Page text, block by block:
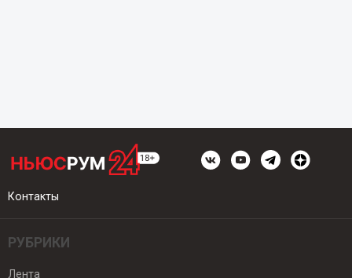
Контакты
РУБРИКИ
Лента